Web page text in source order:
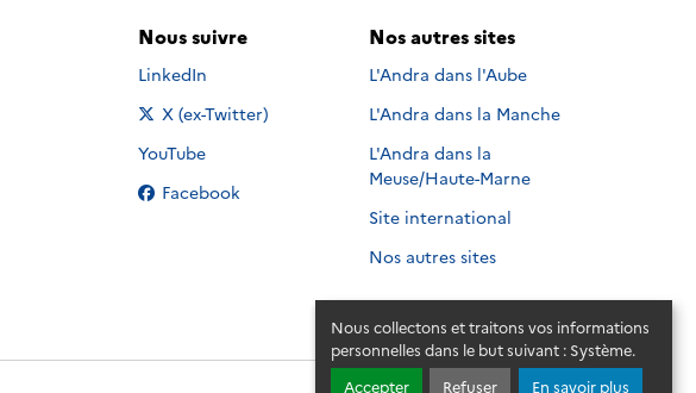
Nous collectons et traitons vos informations
personnelles dans le but suivant : Système.
Accepter
Refuser En savoir plus
Nous suivre
Nous suivre sur
LinkedIn
Nous suivre sur
X (ex-Twitter)
Nous suivre sur
YouTube
Nous suivre sur
Facebook
Nos autres sites
L'Andra dans l'Aube
L'Andra dans la Manche
L'Andra dans la
Meuse/Haute-Marne
Site international
Nos autres sites